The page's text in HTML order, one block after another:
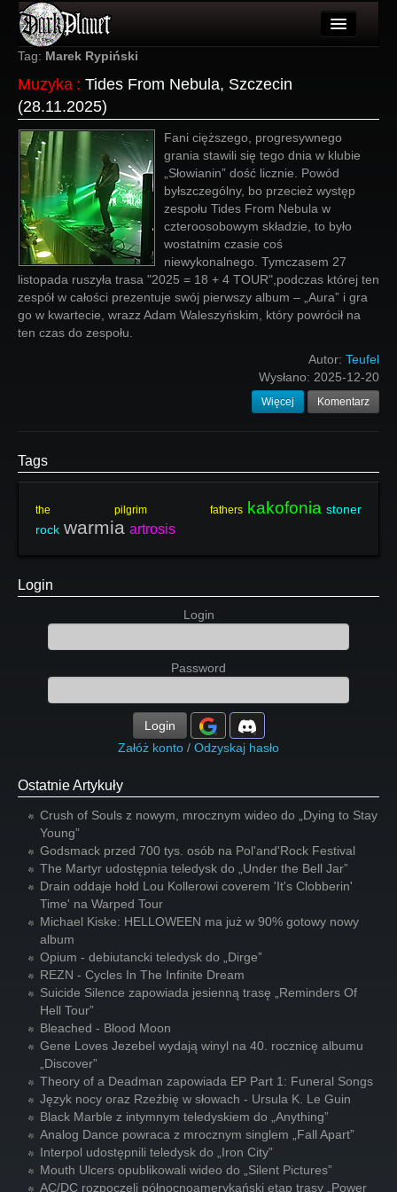
Artykuły
Użytkownicy
Wydarzenia
Galeria
Forum
Więcej
Login
Tag: Marek Rypiński
Muzyka : Tides From Nebula, Szczecin
(28.11.2025)
Fani cięższego, progresywnego
grania stawili się tego dnia w klubie
„Słowianin” dość licznie. Powód
byłszczególny, bo przecież występ
zespołu Tides From Nebula w
czteroosobowym składzie, to było
wostatnim czasie coś
niewykonalnego. Tymczasem 27
listopada ruszyła trasa "2025 = 18 + 4 TOUR",podczas której ten
zespół w całości prezentuje swój pierwszy album – „Aura” i gra
go w kwartecie, wrazz Adam Waleszyńskim, który powrócił na
ten czas do zespołu.
Autor: Teufel
Wysłano: 2025-12-20
Więcej Komentarz
Tags
the pilgrim fathers kakofonia stoner
rock warmia artrosis
Login
Login
Password
Login
Załóż konto / Odzyskaj hasło
Ostatnie Artykuły
Crush of Souls z nowym, mrocznym wideo do „Dying to Stay
Young”
Godsmack przed 700 tys. osób na Pol'and'Rock Festival
The Martyr udostępnia teledysk do „Under the Bell Jar”
Drain oddaje hołd Lou Kollerowi coverem 'It's Clobberin'
Time' na Warped Tour
Michael Kiske: HELLOWEEN ma już w 90% gotowy nowy
album
Opium - debiutancki teledysk do „Dirge”
REZN - Cycles In The Infinite Dream
Suicide Silence zapowiada jesienną trasę „Reminders Of
Hell Tour”
Bleached - Blood Moon
Gene Loves Jezebel wydają winyl na 40. rocznicę albumu
„Discover”
Theory of a Deadman zapowiada EP Part 1: Funeral Songs
Język nocy oraz Rzeźbię w słowach - Ursula K. Le Guin
Black Marble z intymnym teledyskiem do „Anything”
Analog Dance powraca z mrocznym singlem „Fall Apart”
Interpol udostępnili teledysk do „Iron City”
Mouth Ulcers opublikowali wideo do „Silent Pictures”
AC/DC rozpoczęli północnoamerykański etap trasy „Power